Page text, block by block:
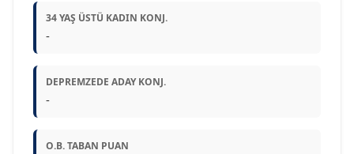
34 YAŞ ÜSTÜ KADIN KONJ.
-
DEPREMZEDE ADAY KONJ.
-
O.B. TABAN PUAN